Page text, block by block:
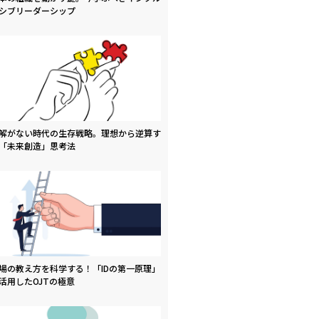
ブリーダーシップ
がない時代の生存戦略。理想から逆算す
未来創造」思考法
の教え方を科学する！「IDの第一原理」
用したOJTの極意